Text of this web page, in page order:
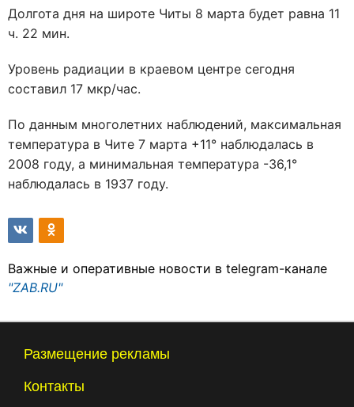
Долгота дня на широте Читы 8 марта будет равна 11
ч. 22 мин.
Уровень радиации в краевом центре сегодня
составил 17 мкр/час.
По данным многолетних наблюдений, максимальная
температура в Чите 7 марта +11° наблюдалась в
2008 году, а минимальная температура -36,1°
наблюдалась в 1937 году.
Важные и оперативные новости в telegram-канале
"ZAB.RU"
Размещение рекламы
Контакты